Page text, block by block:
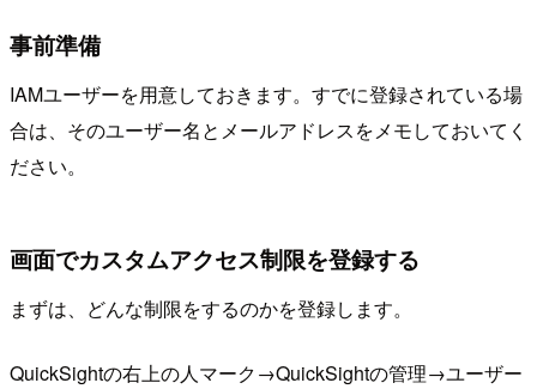
事前準備
IAMユーザーを用意しておきます。すでに登録されている場
合は、そのユーザー名とメールアドレスをメモしておいてく
ださい。
画面でカスタムアクセス制限を登録する
まずは、どんな制限をするのかを登録します。
QuickSightの右上の人マーク→QuickSightの管理→ユーザー